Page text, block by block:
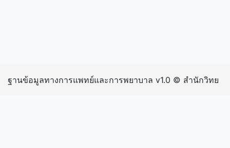
ฐานข้อมูลทางการแพทย์และการพยาบาล v1.0 © สำนักวิทย